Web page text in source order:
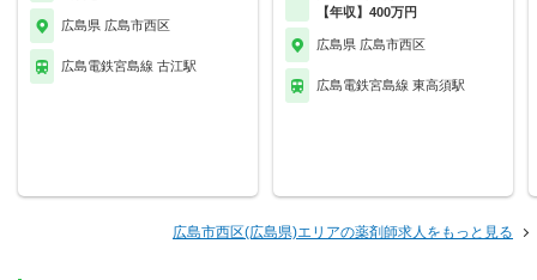
広島県 広島市西区
広島電鉄宮島線 古江駅
【年収】400万円
広島県 広島市西区
広島電鉄宮島線 東高須駅
広島市西区(広島県)エリアの薬剤師求人をもっと見る